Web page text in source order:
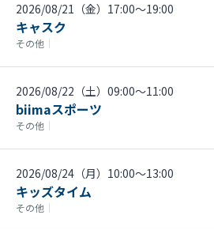
2026/08/21（金）17:00〜19:00
キャスク
その他 ｜
2026/08/22（土）09:00〜11:00
biimaスポーツ
その他 ｜
2026/08/24（月）10:00〜13:00
キッズタイム
その他 ｜